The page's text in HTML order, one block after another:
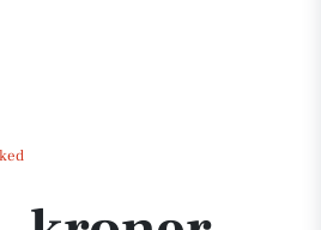
10 - se hvad der ellers er til